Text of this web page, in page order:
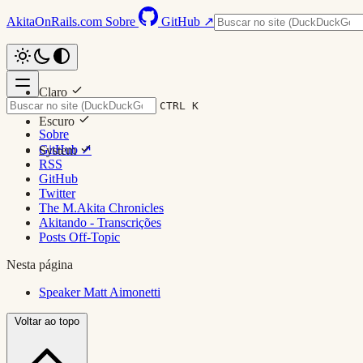
AkitaOnRails.com Sobre GitHub ↗
Claro
Escuro
System
CTRL K
Sobre
GitHub ↗
RSS
GitHub
Twitter
The M.Akita Chronicles
Akitando - Transcrições
Posts Off-Topic
Nesta página
Speaker Matt Aimonetti
Voltar ao topo